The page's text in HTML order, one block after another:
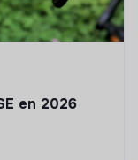
en 2026